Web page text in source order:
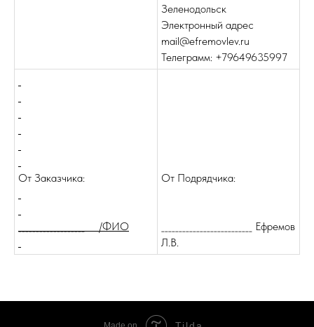
Зеленодольск
Электронный адрес
mail@efremovlev.ru
Телеграмм: +79649635997
От Заказчика:
___________________ /ФИО
От Подрядчика:
__________________________ Ефремов
Л.В.